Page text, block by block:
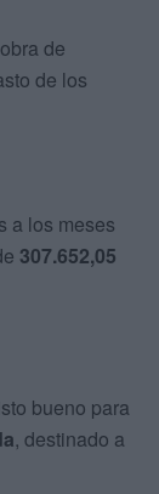
de
de los
a los meses
307.652,05
bueno para
, destinado a